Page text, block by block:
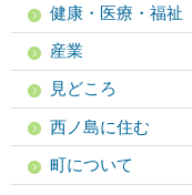
健康・医療・福祉
産業
見どころ
西ノ島に住む
町について